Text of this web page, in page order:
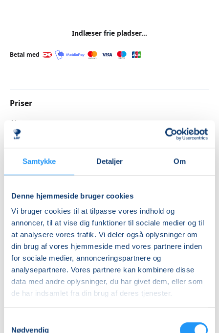
Samtykke Detaljer Om
Denne hjemmeside bruger cookies
Vi bruger cookies til at tilpasse vores indhold og
annoncer, til at vise dig funktioner til sociale medier og til
at analysere vores trafik. Vi deler også oplysninger om
din brug af vores hjemmeside med vores partnere inden
for sociale medier, annonceringspartnere og
analysepartnere. Vores partnere kan kombinere disse
data med andre oplysninger, du har givet dem, eller som
de har indsamlet fra din brug af deres tjenester.
Nødvendig
Indlæser frie pladser...
Betal med
Priser
Almen
DKK 510,00
Viborg Kommune)
Info
Nummer
6380210
Mødegang
lørdag 05.09.2026, kl. 09.00 - 17.30
Antal mødegange
1mødegang